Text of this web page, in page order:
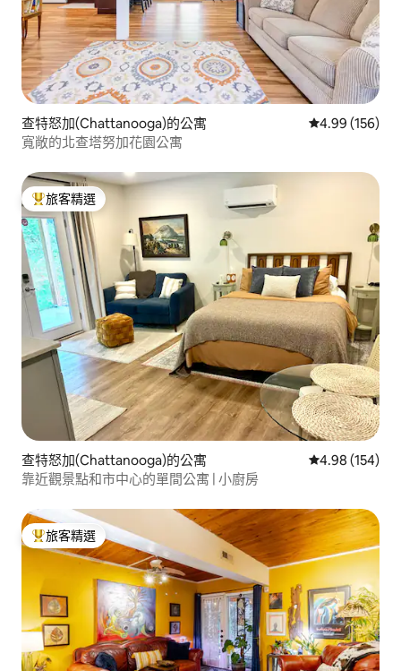
查特怒加(Chattanooga)的公寓 從 156 則評價
4.99 (156)
寬敞的北查塔努加花園公寓
旅客精選榜首
旅客精選
查特怒加(Chattanooga)的公寓 從 154 則評價
4.98 (154)
靠近觀景點和市中心的單間公寓 | 小廚房
旅客精選榜首
旅客精選